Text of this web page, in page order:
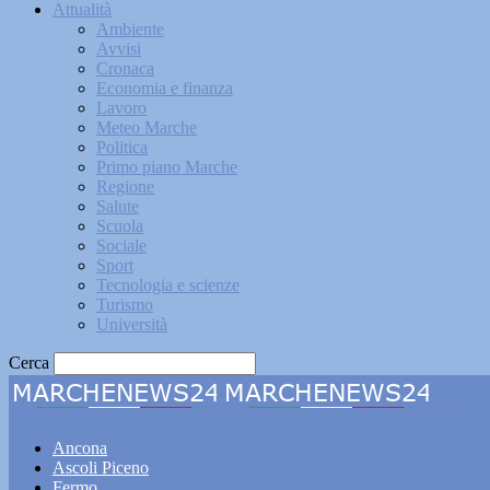
Attualità
Ambiente
Avvisi
Cronaca
Economia e finanza
Lavoro
Meteo Marche
Politica
Primo piano Marche
Regione
Salute
Scuola
Sociale
Sport
Tecnologia e scienze
Turismo
Università
Cerca
Ancona
Ascoli Piceno